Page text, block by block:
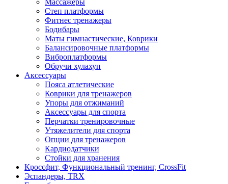
Степ платформы
Фитнес тренажеры
Бодибары
Маты гимнастические, Коврики
Балансировочные платформы
Виброплатформы
Обручи хулахуп
Аксессуары
Пояса атлетические
Коврики для тренажеров
Упоры для отжиманий
Аксессуары для спорта
Перчатки тренировочные
Утяжелители для спорта
Опции для тренажеров
Кардиодатчики
Стойки для хранения
Кроссфит, Функциональный тренинг, CrossFit
Эспандеры, TRX